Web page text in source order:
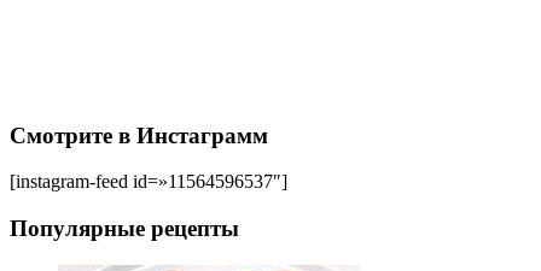
Смотрите в Инстаграмм
[instagram-feed id=»11564596537″]
Популярные рецепты